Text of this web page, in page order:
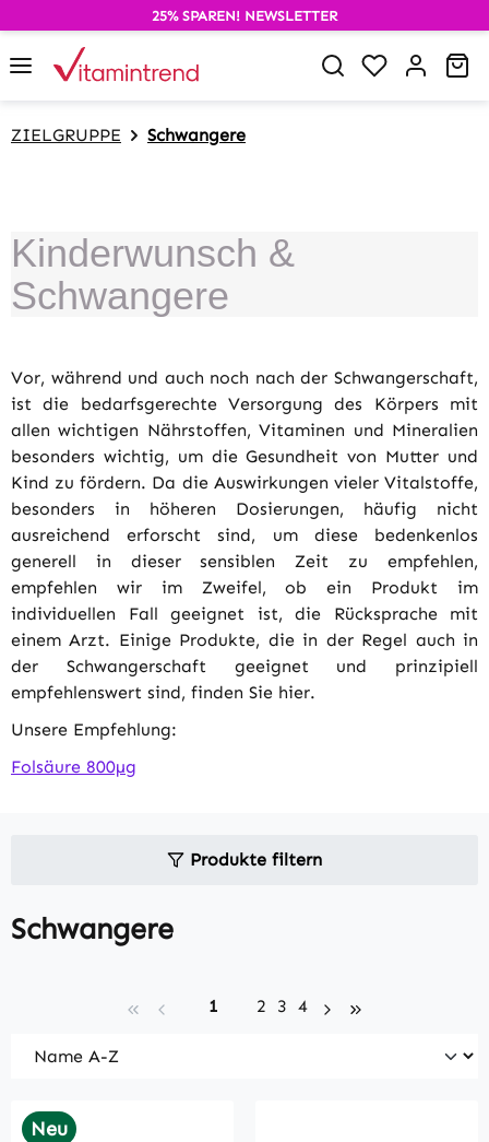
springen
25% SPAREN! NEWSLETTER
Du hast 0
ZIELGRUPPE Schwangere
Kinderwunsch &
Schwangere
Vor, während und auch noch nach der Schwangerschaft,
ist die bedarfsgerechte Versorgung des Körpers mit
allen wichtigen Nährstoffen, Vitaminen und Mineralien
besonders wichtig, um die Gesundheit von Mutter und
Kind zu fördern. Da die Auswirkungen vieler Vitalstoffe,
besonders in höheren Dosierungen, häufig nicht
ausreichend erforscht sind, um diese bedenkenlos
generell in dieser sensiblen Zeit zu empfehlen,
empfehlen wir im Zweifel, ob ein Produkt im
individuellen Fall geeignet ist, die Rücksprache mit
einem Arzt. Einige Produkte, die in der Regel auch in
der Schwangerschaft geeignet und prinzipiell
empfehlenswert sind, finden Sie hier.
Unsere Empfehlung:
Folsäure 800µg
Produkte filtern
Schwangere
Seite
1 Seite
2 Seite
3 Seite
4
Neu